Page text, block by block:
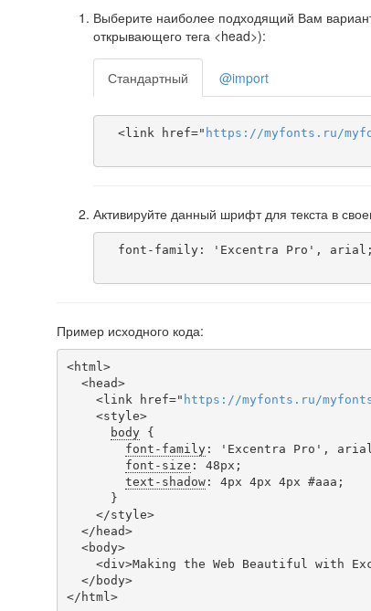
Выберите наиболее подходящий Вам вариант
открывающего тега <head>):
Стандартный @import
  <link href="
https ://myfonts . ru /
Активируйте данный шрифт для текста в
Пример исходного кода:
<html>
    <link href="
https ://myfonts . ru /
body {
font-family: 'Excentra Pro',
font-size : 48px;
text-shadow: 4px 4px 4px #aaa;
</html>